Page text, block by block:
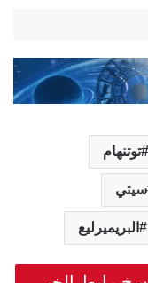
توتنهام
سيتي
البريميرليع